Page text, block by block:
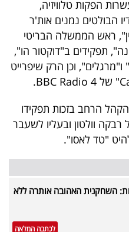
הפקות טלוויזיה,
הבולטים נמנים אות'ר
ראש הממשלה הבריטי
תפקידים ב"דוקטור הו",
וכן הרק שיפרייט
הרחב בזכות תפקידו
וולטון ובעליו לשעבר
"טד לאסו".
השחקנית האהובה אותרה ללא
לכתבה המלאה